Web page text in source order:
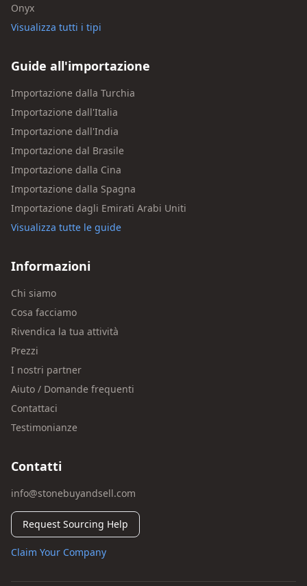
Onyx
Visualizza tutti i tipi
Guide all'importazione
Importazione dalla Turchia
Importazione dall'Italia
Importazione dall'India
Importazione dal Brasile
Importazione dalla Cina
Importazione dalla Spagna
Importazione dagli Emirati Arabi Uniti
Visualizza tutte le guide
Informazioni
Chi siamo
Cosa facciamo
Rivendica la tua attività
Prezzi
I nostri partner
Aiuto / Domande frequenti
Contattaci
Testimonianze
Contatti
info@stonebuyandsell.com
Request Sourcing Help
Claim Your Company